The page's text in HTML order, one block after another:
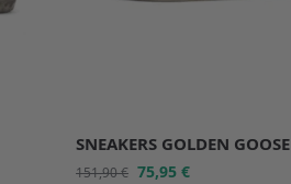
SNEAKERS GOLDEN GOOSE
151,90€ 75,95€